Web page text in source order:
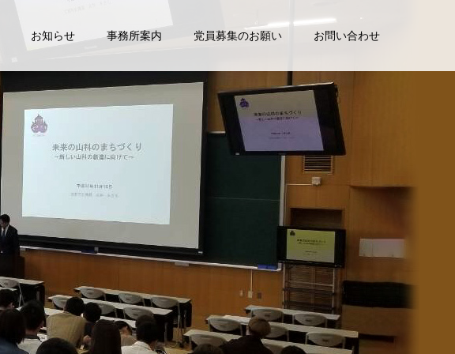
お知らせ 事務所案内 党員募集のお願い お問い合わせ